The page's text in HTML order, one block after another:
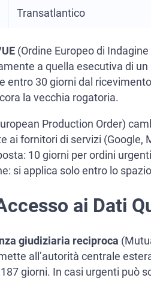
Transatlantico
(Ordine Europeo di
a quella esecutiva di
entro 30 giorni dal
la vecchia rogatoria.
Production Order)
ai fornitori di servizi
10 giorni per ordini
si applica solo entro lo
ai Dati
giudiziaria reciproca
all’autorità centrale
giorni. In casi urgenti può